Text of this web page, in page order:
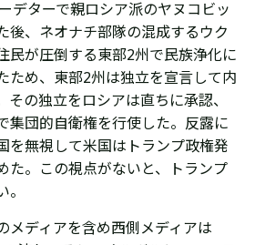
デターで親ロシア派のヤヌコビッ
後、ネオナチ部隊の混成するウク
民が圧倒する東部2州で民族浄化に
ため、東部2州は独立を宣言して内
その独立をロシアは直ちに承認、
集団的自衛権を行使した。反露に
を無視して米国はトランプ政権発
た。この視点がないと、トランプ
メディアを含め西側メディアは